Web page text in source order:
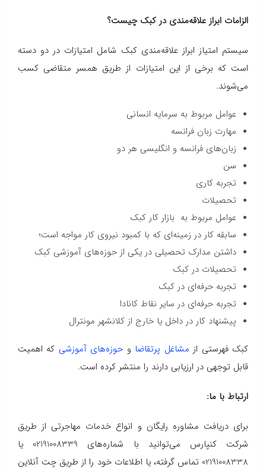
الزامات ابراز علاقه‌مندی در کبک چیست؟
سیستم امتیاز ابراز علاقه‌مندی کبک شامل امتیازات در دو دسته
است که برخی از این امتیازات از طریق همسر متقاضی کسب
می‌شوند.
عوامل مربوط به سرمایه انسانی
مهارت زبان فرانسه
زبان‌های فرانسه و انگلیسی هر دو
سن
تجربه کاری
تحصیلات
عوامل مربوط به بازار کار کبک
سابقه کار در زمینه‌ای که با کمبود نیروی کار مواجه است؛
داشتن مدارک تحصیلی در یکی از حوزه‌های آموزشی کبک
تحصیلات در کبک
تجربه حرفه‌ای در کبک
تجربه حرفه‌ای در سایر نقاط کانادا
پیشنهاد کار در داخل یا خارج از کلانشهر مونترال
کبک فهرستی از مشاغل پرتقاضا و حوزه‌های آموزشی که اهمیت
قابل توجهی در ارزیابی دارند را منتشر کرده است.
ارتباط با ما:
برای دریافت مشاوره رایگان و انواع خدمات مهاجرتی از طریق
شرکت کنپارس می‌توانید با شماره‌های 02191008339 یا
02191008338 تماس گرفته، یا اطلاعات خود را از طریق چت آنلاین